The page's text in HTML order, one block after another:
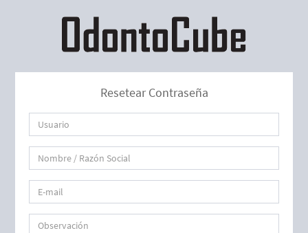
Resetear Contraseña
Usuario
Apellido
Nombre
/
Razón
Social
mail
Observación